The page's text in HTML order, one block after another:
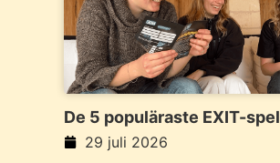
De 5 populäraste EXIT-
202629 juli 2026